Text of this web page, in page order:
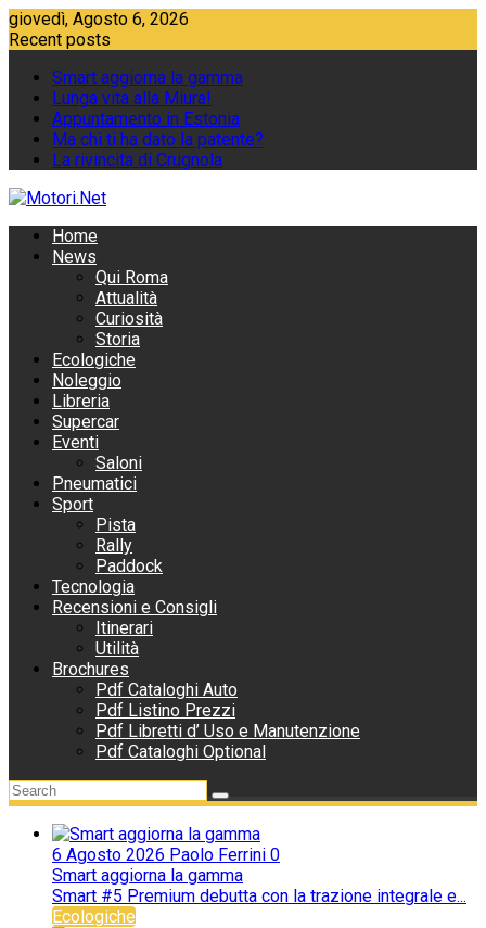
Skip
to
giovedì, Agosto 6, 2026
Recent posts
Smart aggiorna la gamma
Lunga vita alla Miura!
Appuntamento in Estonia
Ma chi ti ha dato la patente?
La rivincita di Crugnola
Home
News
Qui Roma
Attualità
Curiosità
Storia
Ecologiche
Noleggio
Libreria
Supercar
Eventi
Saloni
Pneumatici
Sport
Pista
Rally
Paddock
Tecnologia
Recensioni e Consigli
Itinerari
Utilità
Brochures
Pdf Cataloghi Auto
Pdf Listino Prezzi
Pdf Libretti d’ Uso e Manutenzione
Pdf Cataloghi Optional
6 Agosto 2026 Paolo Ferrini 0
Smart aggiorna la gamma
Smart #5 Premium debutta con la trazione integrale e...
Ecologiche